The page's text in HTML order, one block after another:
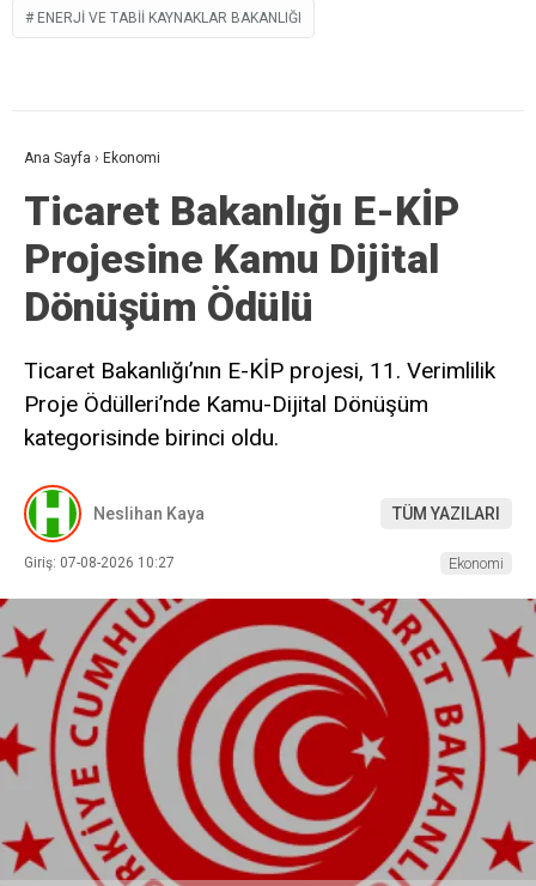
ENERJI VE TABII KAYNAKLAR BAKANLIĞI
Ana Sayfa › Ekonomi
Ticaret Bakanlığı E-KİP
Projesine Kamu Dijital
Dönüşüm Ödülü
Ticaret Bakanlığı’nın E-KİP projesi, 11. Verimlilik
Proje Ödülleri’nde Kamu-Dijital Dönüşüm
kategorisinde birinci oldu.
Neslihan Kaya TÜM YAZILARI
Giriş: 07-08-2026 10:27 Ekonomi